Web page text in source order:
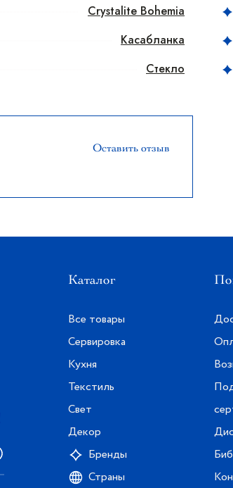
Crystalite Bohemia
Касабланка
Стекло
Оставить отзыв
Каталог
Все товары
Сервировка
Кухня
Текстиль
Свет
Декор
Бренды
Страны